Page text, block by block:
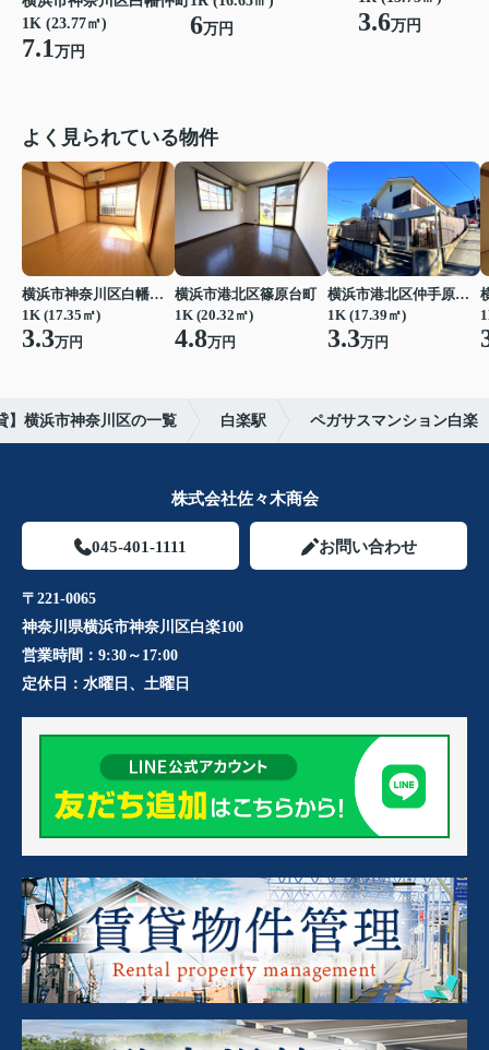
1K (23.77㎡)
7.1万円
6万円 3.6万円
よく見られている物件
横浜市神奈川区白幡仲町
1K (17.35㎡)
3.3万円
横浜市港北区篠原台町
1K (20.32㎡)
4.8万円
横浜市港北区仲手原１丁目
1K (17.39㎡)
3.3万円
】横浜市神奈川区の一覧 白楽駅 ペガサスマンション白楽
株式会社佐々木商会
045-401-1111 お問い合わせ
〒221-0065
神奈川県横浜市神奈川区白楽100
営業時間： 9:30～17:00
定休日： 水曜日、土曜日